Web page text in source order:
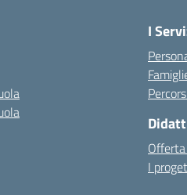
I
I